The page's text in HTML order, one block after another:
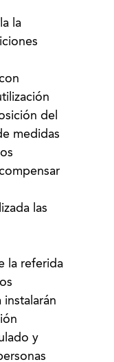
la
del
medidas
las
la referida
y